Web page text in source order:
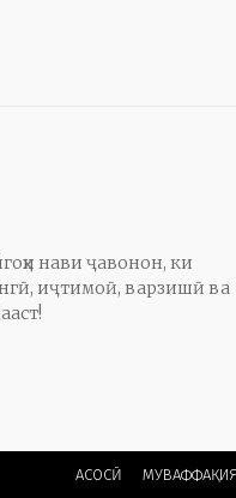
нави ҷавонон, ки
иҷтимоӣ, варзишӣ ва
АСОСӢ